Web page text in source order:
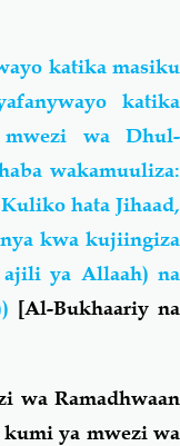
katika masiku
katika
wa Dhul-
wakamuuliza:
hata Jihaad,
kwa kujiingiza
ya Allaah) na
[Al-Bukhaariy na
wa Ramadhwaan
ya mwezi wa